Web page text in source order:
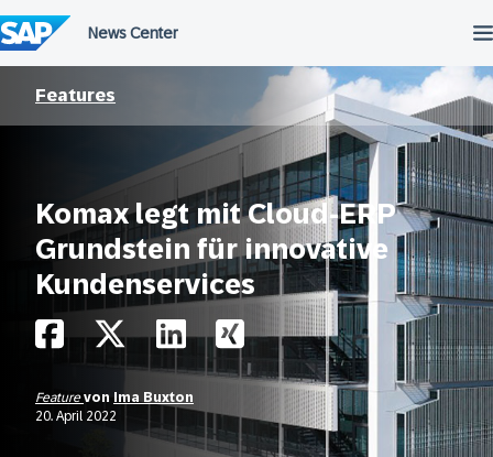
Features
Komax legt mit Cloud-ERP
Grundstein für innovative
Kundenservices
Featurevon Ima Buxton
20. April 2022